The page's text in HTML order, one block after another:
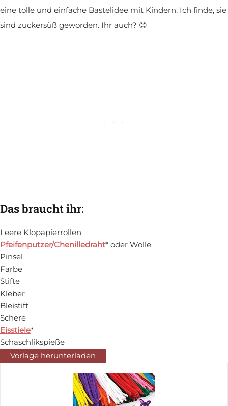
eine tolle und einfache Bastelidee mit Kindern. Ich finde, sie
sind zuckersüß geworden. Ihr auch? 😊
Das braucht ihr:
Leere Klopapierrollen
Pfeifenputzer/Chenilledraht* oder Wolle
Pinsel
Farbe
Stifte
Kleber
Bleistift
Schere
Eisstiele*
Schaschlikspieße
Vorlage herunterladen